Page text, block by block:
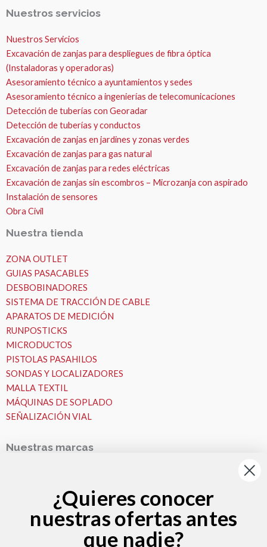
Nuestros servicios
Nuestros Servicios
Excavación de zanjas para despliegues de fibra óptica
(Instaladoras y operadoras)
Asesoramiento técnico a ayuntamientos y sedes
Asesoramiento técnico a ingenierías de telecomunicaciones
Detección de tuberías con Georadar
Detección de tuberías y conductos
Excavación de zanjas en jardines y zonas verdes
Excavación de zanjas para gas natural
Excavación de zanjas para redes eléctricas
Excavación de zanjas sin escombros – Microzanja con aspirado
Instalación de sensores
Obra Civil
Nuestra tienda
ZONA OUTLET
GUIAS PASACABLES
DESBOBINADORES
SISTEMA DE TRACCIÓN DE CABLE
APARATOS DE MEDICIÓN
RUNPOSTICKS
MICRODUCTOS
PISTOLAS PASAHILOS
SONDAS Y LOCALIZADORES
MALLA TEXTIL
MÁQUINAS DE SOPLADO
SEÑALIZACIÓN VIAL
Nuestras marcas
VESALA
¿Quieres conocer
nuestras ofertas antes
que nadie?